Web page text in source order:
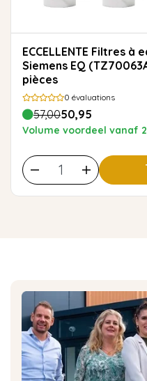
ECCELLENTE Filtres à eau pour
Siemens EQ
pièces
0 évaluations
57,0050,95
Volume voordeel vanaf